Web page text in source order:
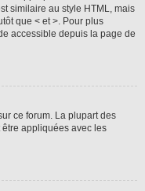
similaire au style HTML, mais
que < et >. Pour plus
accessible depuis la page de
ce forum. La plupart des
appliquées avec les